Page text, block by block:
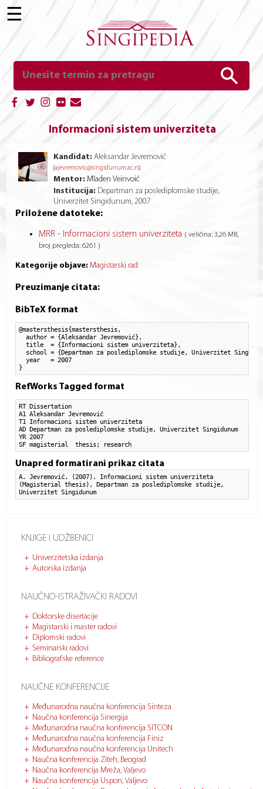
☰
Informacioni sistem univerziteta
KNJIGE I UDŽBENICI
Univerzitetska izdanja
Autorska izdanja
NAUČNO-ISTRAŽIVAČKI RADOVI
Doktorske disertacije
Magistarski i master radovi
Diplomski radovi
Seminarski radovi
Bibliografske reference
NAUČNE KONFERENCIJE
Međunarodna naučna konferencija Sinteza
Naučna konferencija Sinergija
Međunarodna naučna konferencija SITCON
Međunarodna naučna konferencija Finiz
Međunarodna naučna konferencija Unitech
Naučna konferencija Ziteh, Beograd
Naučna konferencija Mreža, Valjevo
Naučna konferencija Uspon, Valjevo
Kandidat: Aleksandar Jevremović
(ajevremovic@singidunum.ac.rs)
Mentor: Mladen Veinvoić
Institucija: Departman za poslediplomske studije,
Univerzitet Singidunum, 2007
Priložene datoteke:
MRR - Informacioni sistem univerziteta ( veličina: 3,26 MB,
broj pregleda: 6261 )
Kategorije objave: Magistarski rad
Preuzimanje citata:
BibTeX format
@mastersthesis{mastersthesis,
  author = {Aleksandar Jevremović},
  title  = {Informacioni sistem univerziteta},
school = {Departman za poslediplomske studije, Univerzitet
  year   = 2007
}
RefWorks Tagged format
RT Dissertation
A1 Aleksandar Jevremović
T1 Informacioni sistem univerziteta
AD Departman za poslediplomske studije, Univerzitet Singidunum
YR 2007
SF magisterial  thesis; research
Unapred formatirani prikaz citata
A. Jevremović. (2007). Informacioni sistem univerziteta
(Magisterial thesis), Departman za poslediplomske studije,
Univerzitet Singidunum